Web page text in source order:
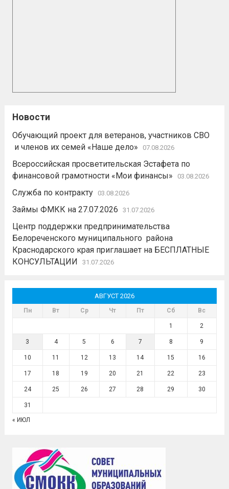
Новости
Обучающий проект для ветеранов, участников СВО
и членов их семей «Наше дело»
07.08.2026
Всероссийская просветительская Эстафета по
финансовой грамотности «Мои финансы»
03.08.2026
Служба по контракту 03.08.2026
Займы ФМКК на 27.07.2026 31.07.2026
Центр поддержки предпринимательства
Белореченского муниципального района
Краснодарского края приглашает на БЕСПЛАТНЫЕ
КОНСУЛЬТАЦИИ
31.07.2026
АВГУСТ 2026
Пн Вт Ср Чт Пт Сб Вс
1 2
3 4 5 6 7 8 9
10 11 12 13 14 15 16
17 18 19 20 21 22 23
24 25 26 27 28 29 30
31
« ИЮЛ